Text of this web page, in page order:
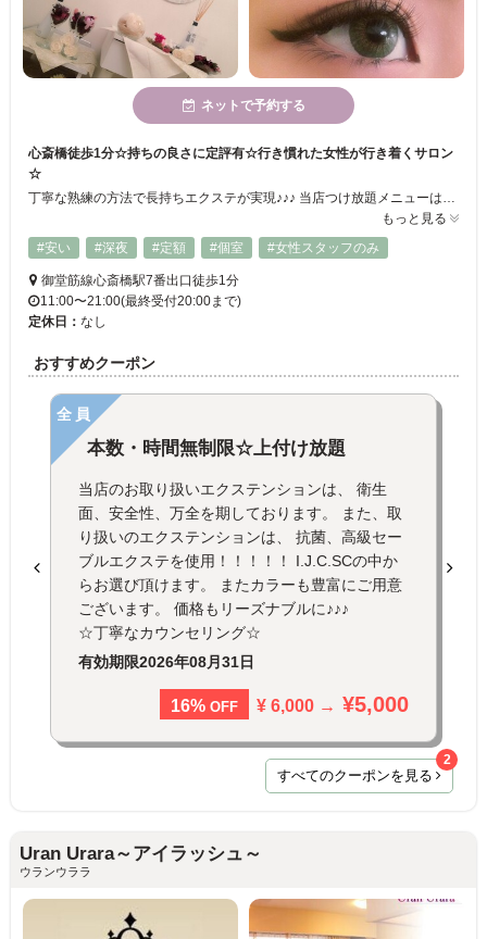
ネットで予約する
心斎橋徒歩1分☆持ちの良さに定評有☆行き慣れた女性が行き着くサロン
☆
丁寧な熟練の方法で長持ちエクステが実現♪♪♪ 当店つけ放題メニューは、心斎橋エリアでは珍しい本数、時間無制限となっております♪ 好きなだけ付ける事が出来ますので他店では物足りなかった方にもオススメです！ また、付け放題で通えるお得なメニュー≪フリーパスメニュー≫フリーパスとは1ヶ月4回通い放題！！フリーパスだと、ちょっと取れてもすぐにメンテナンスOK☆☆
もっと見る
#安い
#深夜 #定額 #個室 #女性スタッフのみ
御堂筋線心斎橋駅7番出口徒歩1分
11:00〜21:00(最終受付20:00まで)
定休日： なし
おすすめクーポン
全員
本数・時間無制限☆上付け放題
当店のお取り扱いエクステンションは、 衛生
面、安全性、万全を期しております。 また、取
り扱いのエクステンションは、 抗菌、高級セー
ブルエクステを使用！！！！！ I.J.C.SCの中か
らお選び頂けます。 またカラーも豊富にご用意
ございます。 価格もリーズナブルに♪♪♪
☆丁寧なカウンセリング☆
有効期限2026年08月31日
16% OFF ¥ 6,000 → ¥5,000
すべてのクーポンを見る
2
Uran Urara～アイラッシュ～
ウランウララ